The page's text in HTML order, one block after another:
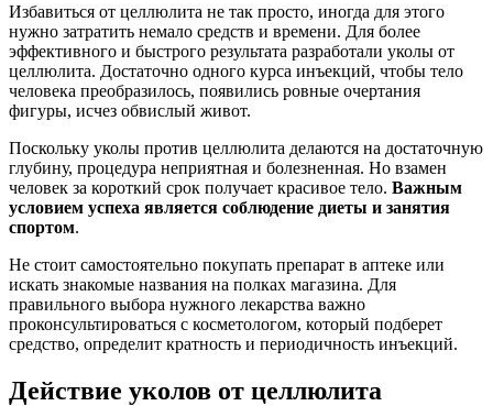
Избавиться от целлюлита не так просто, иногда для этого
нужно затратить немало средств и времени. Для более
эффективного и быстрого результата разработали уколы от
целлюлита. Достаточно одного курса инъекций, чтобы тело
человека преобразилось, появились ровные очертания
фигуры, исчез обвислый живот.
Поскольку уколы против целлюлита делаются на достаточную
глубину, процедура неприятная и болезненная. Но взамен
человек за короткий срок получает красивое тело. Важным
условием успеха является соблюдение диеты и занятия
спортом.
Не стоит самостоятельно покупать препарат в аптеке или
искать знакомые названия на полках магазина. Для
правильного выбора нужного лекарства важно
проконсультироваться с косметологом, который подберет
средство, определит кратность и периодичность инъекций.
Действие уколов от целлюлита